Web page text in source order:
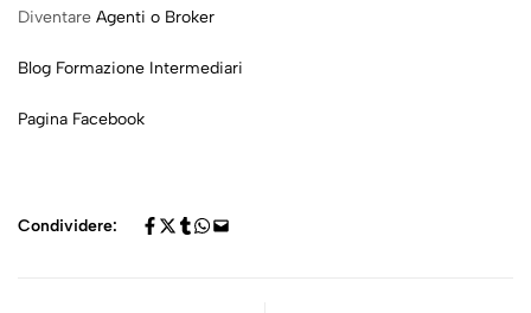
Diventare Agenti o Broker
Blog Formazione Intermediari
Pagina Facebook
Condividere: